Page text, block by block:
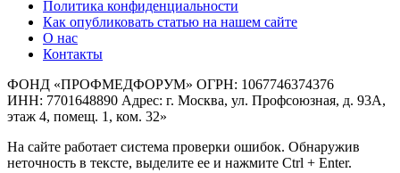
Политика конфиденциальности
Как опубликовать статью на нашем сайте
О нас
Контакты
ФОНД «ПРОФМЕДФОРУМ» ОГРН: 1067746374376
ИНН: 7701648890 Адрес: г. Москва, ул. Профсоюзная, д. 93А,
этаж 4, помещ. 1, ком. 32»
На сайте работает система проверки ошибок. Обнаружив
неточность в тексте, выделите ее и нажмите Ctrl + Enter.